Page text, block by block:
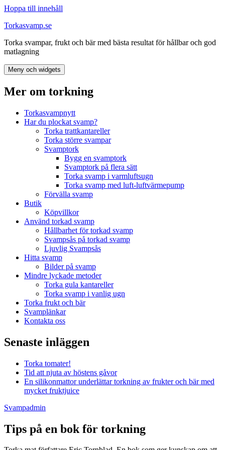
Hoppa till innehåll
Torkasvamp.se
Torka svampar, frukt och bär med bästa resultat för hållbar och god
matlagning
Meny och widgets
Mer om torkning
Torkasvampnytt
Har du plockat svamp?
Torka trattkantareller
Torka större svampar
Svamptork
Bygg en svamptork
Svamptork på flera sätt
Torka svamp i varmluftsugn
Torka svamp med luft-luftvärmepump
Förvälla svamp
Butik
Köpvillkor
Använd torkad svamp
Hållbarhet för torkad svamp
Svampsås på torkad svamp
Ljuvlig Svampsås
Hitta svamp
Bilder på svamp
Mindre lyckade metoder
Torka gula kantareller
Torka svamp i vanlig ugn
Torka frukt och bär
Svamplänkar
Kontakta oss
Senaste inläggen
Torka tomater!
Tid att njuta av höstens gåvor
En silikonmattor underlättar torkning av frukter och bär med
mycket fruktjuice
Svampadmin
Tips på en bok för torkning